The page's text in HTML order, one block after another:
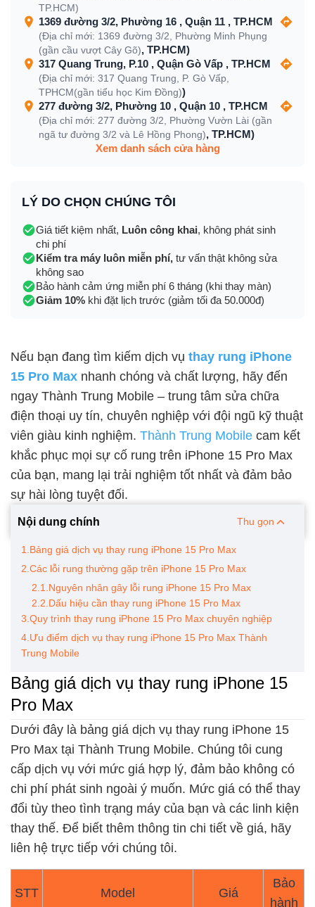
TP.HCM)
1369 đường 3/2, Phường 16 , Quận 11 , TP.HCM
(Địa chỉ mới: 1369 đường 3/2, Phường Minh Phụng
(gần cầu vượt Cây Gõ), TP.HCM)
317 Quang Trung, P.10 , Quận Gò Vấp , TP.HCM
(Địa chỉ mới: 317 Quang Trung, P. Gò Vấp,
TPHCM(gần tiểu học Kim Đồng))
277 đường 3/2, Phường 10 , Quận 10 , TP.HCM
(Địa chỉ mới: 277 đường 3/2, Phường Vườn Lài (gần
ngã tư đường 3/2 và Lê Hồng Phong), TP.HCM)
Xem danh sách cửa hàng
LÝ DO CHỌN CHÚNG TÔI
Giá tiết kiệm nhất, Luôn công khai, không phát sinh
chi phí
Kiểm tra máy luôn miễn phí, tư vấn thật không sửa
không sao
Bảo hành cảm ứng miễn phí 6 tháng (khi thay màn)
Giảm 10% khi đặt lịch trước (giảm tối đa 50.000đ)
Nếu bạn đang tìm kiếm dịch vụ thay rung iPhone
15 Pro Max nhanh chóng và chất lượng, hãy đến
ngay Thành Trung Mobile – trung tâm sửa chữa
điện thoại uy tín, chuyên nghiệp với đội ngũ kỹ thuật
viên giàu kinh nghiệm. Thành Trung Mobile cam kết
khắc phục mọi sự cố rung trên iPhone 15 Pro Max
của bạn, mang lại trải nghiệm tốt nhất và đảm bảo
sự hài lòng tuyệt đối.
Nội dung chính Thu gọn
1.Bảng giá dịch vụ thay rung iPhone 15 Pro Max
2.Các lỗi rung thường gặp trên iPhone 15 Pro Max
2.1.Nguyên nhân gây lỗi rung iPhone 15 Pro Max
2.2.Dấu hiệu cần thay rung iPhone 15 Pro Max
3.Quy trình thay rung iPhone 15 Pro Max chuyên nghiệp
4.Ưu điểm dịch vụ thay rung iPhone 15 Pro Max Thành
Trung Mobile
Bảng giá dịch vụ thay rung iPhone 15
Pro Max
Dưới đây là bảng giá dịch vụ thay rung iPhone 15
Pro Max tại Thành Trung Mobile. Chúng tôi cung
cấp dịch vụ với mức giá hợp lý, đảm bảo không có
chi phí phát sinh ngoài ý muốn. Mức giá có thể thay
đổi tùy theo tình trạng máy của bạn và các linh kiện
thay thế. Để biết thêm thông tin chi tiết về giá, hãy
liên hệ trực tiếp với chúng tôi.
STT Model Giá
Bảo
hành